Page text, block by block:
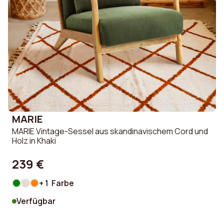
MARIE
MARIE Vintage-Sessel aus skandinavischem Cord und
Holz in Khaki
239 €
+ 1 Farbe
Verfügbar